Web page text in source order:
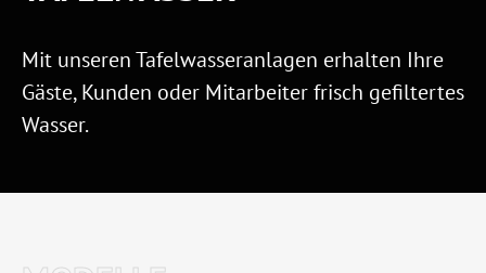
Mit unseren Tafelwasseranlagen erhalten Ihre
Gäste, Kunden oder Mitarbeiter frisch gefiltertes
Wasser.